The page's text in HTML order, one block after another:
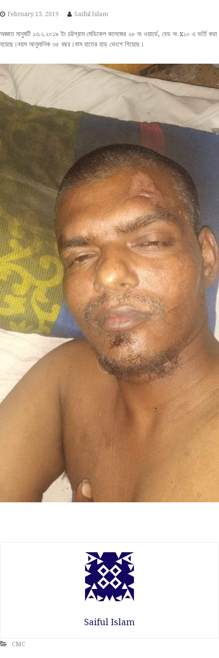
k
p
t
c
o
February 13, 2019 Saiful Islam
অজ্ঞাত মানুষটি ১৩.২.২০১৯ ইং চট্টগ্রাম মেডিকেল কলেজের ২৮ নং ওয়ার্ডে, বেড নং x১০ এ ভর্তি করা
হয়েছে।বয়স আনুমানিক ৩৫ বছর।বাম হাতের হাড় ভেংগে গিয়েছে।
Saiful Islam
CMC